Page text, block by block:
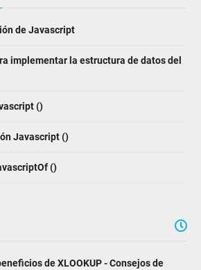
de Javascript
implementar la estructura de datos del
()
Javascript ()
()
de XLOOKUP - Consejos de